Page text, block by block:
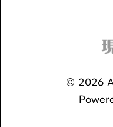
© 2026